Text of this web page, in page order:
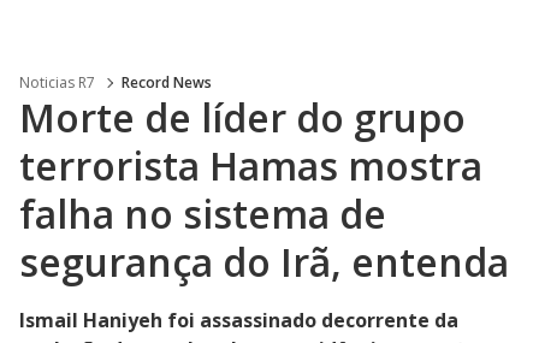
Noticias R7 Record News
Morte de líder do grupo
terrorista Hamas mostra
falha no sistema de
segurança do Irã, entenda
Ismail Haniyeh foi assassinado decorrente da